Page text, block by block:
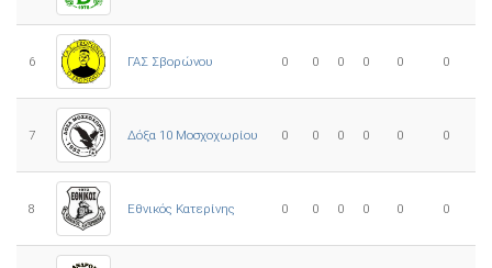
6 ΓΑΣ Σβορώνου 0 0 0 0 0 0
7 Δόξα 10 Μοσχοχωρίου 0 0 0 0 0 0
8 Εθνικός Κατερίνης 0 0 0 0 0 0